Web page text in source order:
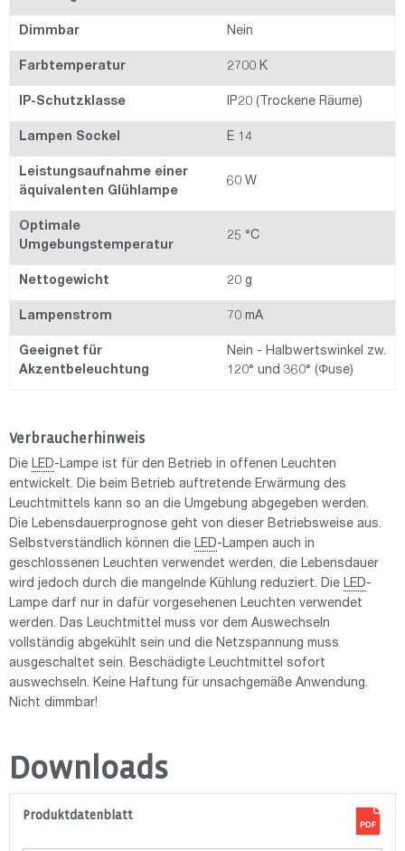
Dimmbar Nein
Farbtemperatur 2700 K
IP-Schutzklasse IP20 (Trockene Räume)
Lampen Sockel E 14
Leistungsaufnahme einer
äquivalenten Glühlampe
60 W
Optimale
Umgebungstemperatur
25 °C
Nettogewicht 20 g
Lampenstrom 70 mA
Geeignet für
Akzentbeleuchtung
Nein - Halbwertswinkel zw.
120° und 360° (Φuse)
Verbraucherhinweis
Die LED-Lampe ist für den Betrieb in offenen Leuchten
entwickelt. Die beim Betrieb auftretende Erwärmung des
Leuchtmittels kann so an die Umgebung abgegeben werden.
Die Lebensdauerprognose geht von dieser Betriebsweise aus.
Selbstverständlich können die LED-Lampen auch in
geschlossenen Leuchten verwendet werden, die Lebensdauer
wird jedoch durch die mangelnde Kühlung reduziert. Die LED-
Lampe darf nur in dafür vorgesehenen Leuchten verwendet
werden. Das Leuchtmittel muss vor dem Auswechseln
vollständig abgekühlt sein und die Netzspannung muss
ausgeschaltet sein. Beschädigte Leuchtmittel sofort
auswechseln. Keine Haftung für unsachgemäße Anwendung.
Nicht dimmbar!
Downloads
Produktdatenblatt